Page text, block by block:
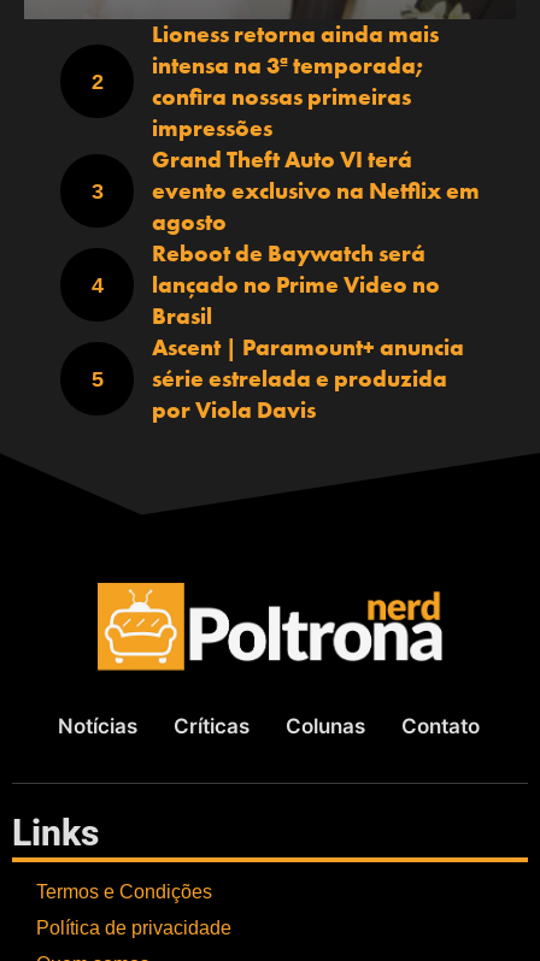
Lioness retorna ainda mais
intensa na 3ª temporada;
confira nossas primeiras
impressões
Grand Theft Auto VI terá
evento exclusivo na Netflix em
agosto
Reboot de Baywatch será
lançado no Prime Video no
Brasil
Ascent | Paramount+ anuncia
série estrelada e produzida
por Viola Davis
Notícias Críticas Colunas Contato
Links
Termos e Condições
Política de privacidade